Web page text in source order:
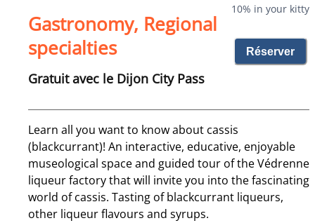
Gastronomy, Regional
specialties
Gratuit avec le Dijon City Pass
10% in your kitty
Réserver
Learn all you want to know about cassis
(blackcurrant)! An interactive, educative, enjoyable
museological space and guided tour of the Védrenne
liqueur factory that will invite you into the fascinating
world of cassis. Tasting of blackcurrant liqueurs,
other liqueur flavours and syrups.